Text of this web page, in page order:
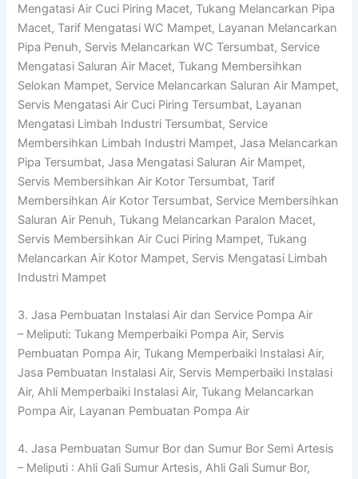
Mengatasi Air Cuci Piring Macet, Tukang Melancarkan Pipa
Macet, Tarif Mengatasi WC Mampet, Layanan Melancarkan
Pipa Penuh, Servis Melancarkan WC Tersumbat, Service
Mengatasi Saluran Air Macet, Tukang Membersihkan
Selokan Mampet, Service Melancarkan Saluran Air Mampet,
Servis Mengatasi Air Cuci Piring Tersumbat, Layanan
Mengatasi Limbah Industri Tersumbat, Service
Membersihkan Limbah Industri Mampet, Jasa Melancarkan
Pipa Tersumbat, Jasa Mengatasi Saluran Air Mampet,
Servis Membersihkan Air Kotor Tersumbat, Tarif
Membersihkan Air Kotor Tersumbat, Service Membersihkan
Saluran Air Penuh, Tukang Melancarkan Paralon Macet,
Servis Membersihkan Air Cuci Piring Mampet, Tukang
Melancarkan Air Kotor Mampet, Servis Mengatasi Limbah
Industri Mampet
3. Jasa Pembuatan Instalasi Air dan Service Pompa Air
– Meliputi: Tukang Memperbaiki Pompa Air, Servis
Pembuatan Pompa Air, Tukang Memperbaiki Instalasi Air,
Jasa Pembuatan Instalasi Air, Servis Memperbaiki Instalasi
Air, Ahli Memperbaiki Instalasi Air, Tukang Melancarkan
Pompa Air, Layanan Pembuatan Pompa Air
4. Jasa Pembuatan Sumur Bor dan Sumur Bor Semi Artesis
– Meliputi : Ahli Gali Sumur Artesis, Ahli Gali Sumur Bor,